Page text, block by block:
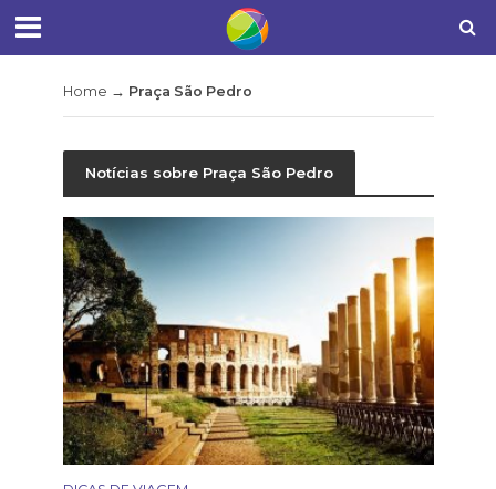
Home → Praça São Pedro
Notícias sobre Praça São Pedro